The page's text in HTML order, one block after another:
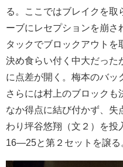
る。ここではブレイクを取
ーブにレセプションを崩さ
タックでブロックアウトを
決め食らい付く中大だった
に点差が開く。梅本のバッ
さらには村上のブロック
なか得点に結び付かず、
わり坪谷悠翔（文２）を投
16―25と第２セットを譲る